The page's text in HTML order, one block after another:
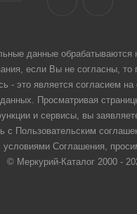
данные обрабатываются
если Вы не согласны, то
- это является согласием
Просматривая
и сервисы, вы
с Пользовательским
условиями Соглашения,
© Меркурий-Каталог 2000 -